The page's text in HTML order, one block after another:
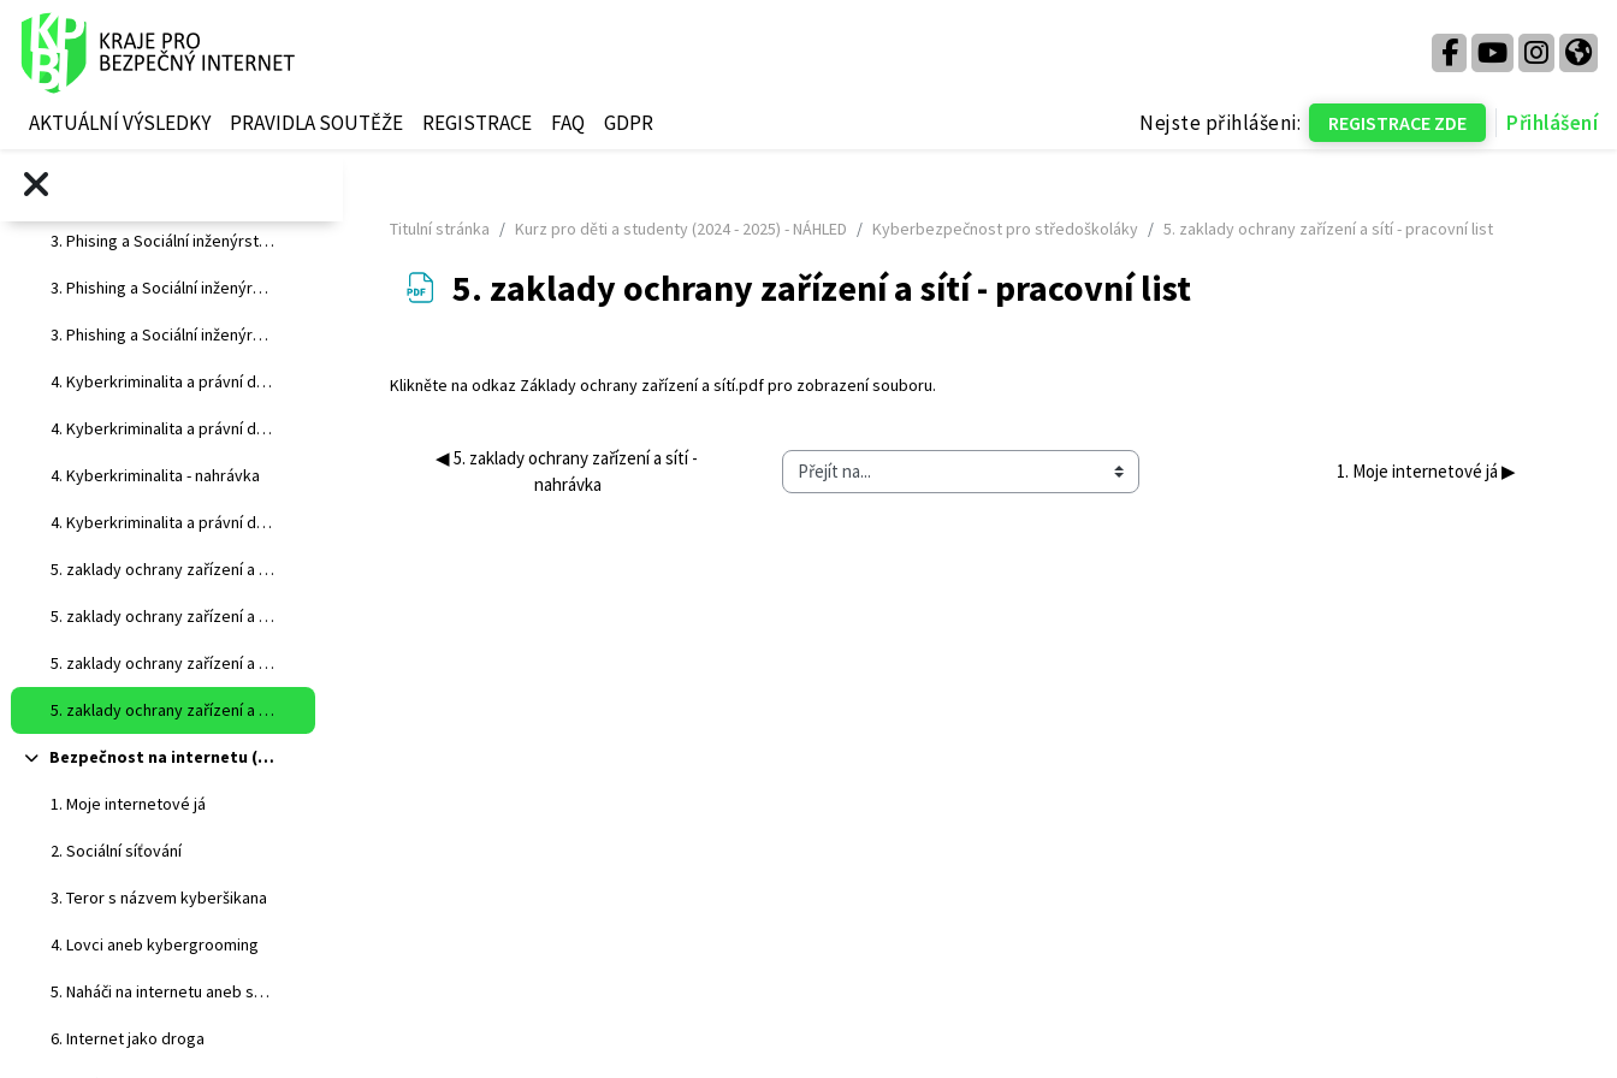
Přejít k hlavnímu obsahu
AKTUÁLNÍ VÝSLEDKY PRAVIDLA SOUTĚŽE REGISTRACE FAQ GDPR Nejste přihlášeni: REGISTRACE ZDE Přihlášení
2. Hesla a autentizace
3. Phising a Sociální inženýrství - nahrávka
3. Phishing a Sociální inženýrství - pracovní list
3. Phishing a Sociální inženýrství
4. Kyberkriminalita a právní důsledky
4. Kyberkriminalita a právní důsledky
4. Kyberkriminalita - nahrávka
4. Kyberkriminalita a právní důsledky - pracovní list
5. zaklady ochrany zařízení a sítí
5. zaklady ochrany zařízení a sítí
5. zaklady ochrany zařízení a sítí - nahrávka
5. zaklady ochrany zařízení a sítí - pracovní list
Sbalit Bezpečnost na internetu (pro pokročilé surfaře)
1. Moje internetové já
2. Sociální síťování
3. Teror s názvem kyberšikana
4. Lovci aneb kybergrooming
5. Naháči na internetu aneb sexting
6. Internet jako droga
Titulní stránka Kurz pro děti a studenty (2024 - 2025) - NÁHLED Kyberbezpečnost pro středoškoláky 5. zaklady ochrany zařízení a sítí - pracovní list
5. zaklady ochrany zařízení a sítí - pracovní list
Klikněte na odkaz Základy ochrany zařízení a sítí.pdfpro zobrazení souboru.
◀︎ 5. zaklady ochrany zařízení a sítí -
nahrávka
Přejít na... 1. Moje internetové já ▶︎